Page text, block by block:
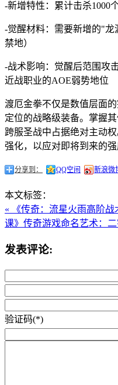
-新增特性：累计击杀1000
-觉醒材料：需要新增的"
禁地）
-战术影响：觉醒后范围攻
近战职业的AOE弱势地位
渡厄金拳不仅是数值层面
定位的战略级装备。掌握
跨服圣战中占据绝对主动
强化，以应对即将到来的强
分享到： QQ空间 新浪微
本文标签：
« 《传奇：流星火雨高阶
课》 传奇游戏命名艺术：
发表评论:
验证码(*)